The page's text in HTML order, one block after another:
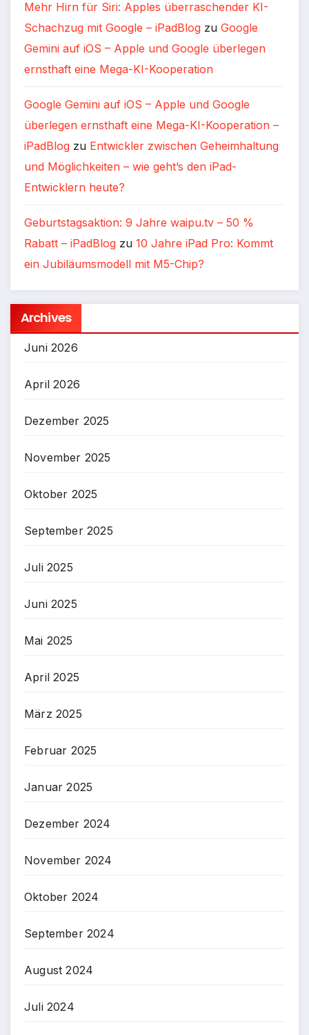
Mehr Hirn für Siri: Apples überraschender KI-
Schachzug mit Google – iPadBlog zu Google
Gemini auf iOS – Apple und Google überlegen
ernsthaft eine Mega-KI-Kooperation
Google Gemini auf iOS – Apple und Google
überlegen ernsthaft eine Mega-KI-Kooperation –
iPadBlog zu Entwickler zwischen Geheimhaltung
und Möglichkeiten – wie geht’s den iPad-
Entwicklern heute?
Geburtstagsaktion: 9 Jahre waipu.tv – 50 %
Rabatt – iPadBlog zu 10 Jahre iPad Pro: Kommt
ein Jubiläumsmodell mit M5-Chip?
Archives
Juni 2026
April 2026
Dezember 2025
November 2025
Oktober 2025
September 2025
Juli 2025
Juni 2025
Mai 2025
April 2025
März 2025
Februar 2025
Januar 2025
Dezember 2024
November 2024
Oktober 2024
September 2024
August 2024
Juli 2024